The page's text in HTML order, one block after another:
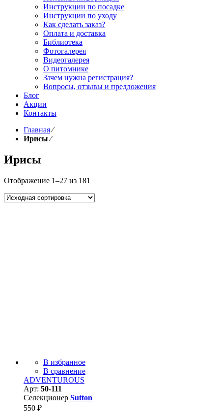
Инструкции по посадке
Инструкции по уходу
Как сделать заказ?
Оплата и доставка
Библиотека
Фотогалерея
Видеогалерея
О питомнике
Зачем нужна регистрация?
Вопросы, отзывы и предложения
Блог
Акции
Контакты
Главная⁄
Ирисы⁄
Ирисы
Отображение 1–27 из 181
В избранное
В сравнение
ADVENTUROUS
Арт: 50-111
Селекционер Sutton
550 ₽